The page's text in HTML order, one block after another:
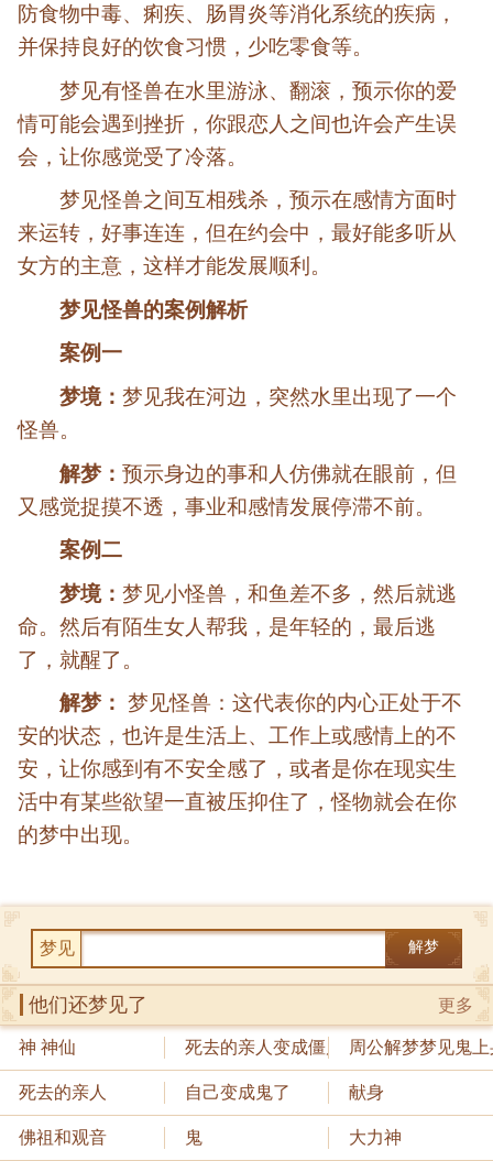
防食物中毒、痢疾、肠胃炎等消化系统的疾病，
并保持良好的饮食习惯，少吃零食等。
梦见有怪兽在水里游泳、翻滚，预示你的爱
情可能会遇到挫折，你跟恋人之间也许会产生误
会，让你感觉受了冷落。
梦见怪兽之间互相残杀，预示在感情方面时
来运转，好事连连，但在约会中，最好能多听从
女方的主意，这样才能发展顺利。
梦见怪兽的案例解析
案例一
梦境：梦见我在河边，突然水里出现了一个
怪兽。
解梦：预示身边的事和人仿佛就在眼前，但
又感觉捉摸不透，事业和感情发展停滞不前。
案例二
梦境：梦见小怪兽，和鱼差不多，然后就逃
命。然后有陌生女人帮我，是年轻的，最后逃
了，就醒了。
解梦： 梦见怪兽：这代表你的内心正处于不
安的状态，也许是生活上、工作上或感情上的不
安，让你感到有不安全感了，或者是你在现实生
活中有某些欲望一直被压抑住了，怪物就会在你
的梦中出现。
梦见 解梦
更多
他们还梦见了
神 神仙 死去的亲人变成僵尸 周公解梦梦见鬼
死去的亲人 自己变成鬼了 献身
佛祖和观音 鬼 大力神